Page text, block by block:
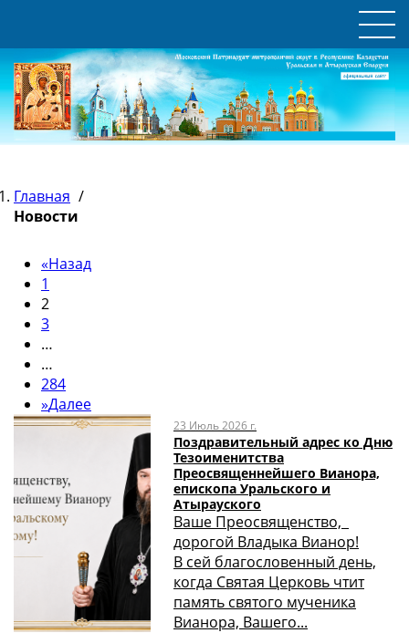
Главная /
Новости
«Назад
1
2
3
…
…
284
»Далее
23 Июль 2026 г.
Поздравительный адрес ко Дню
Тезоименитства
Преосвященнейшего Вианора,
епископа Уральского и
Атырауского
Ваше Преосвященство,
дорогой Владыка Вианор!
В сей благословенный день,
когда Святая Церковь чтит
память святого мученика
Вианора, Вашего...